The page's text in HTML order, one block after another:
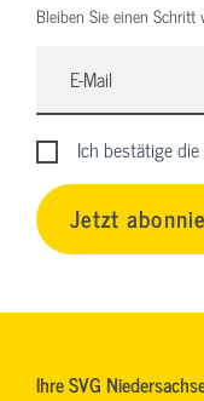
Bleiben Sie einen
Ich bestätige die
Jetzt
Ihre SVG